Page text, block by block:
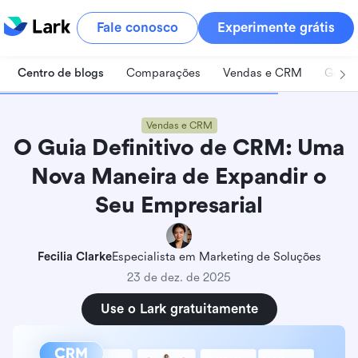
Fale conosco Experimente grátis
Centro de blogs Comparações Vendas e CRM
Vendas e CRM
O Guia Definitivo de CRM: Uma
Nova Maneira de Expandir o
Seu Empresarial
Fecilia ClarkeEspecialista em Marketing de Soluções
23 de dez. de 2025
Use o Lark gratuitamente